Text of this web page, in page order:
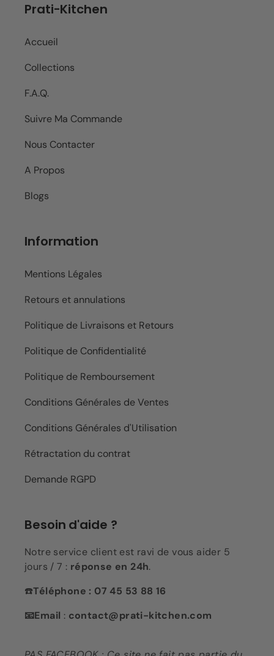
Prati-Kitchen
Accueil
Collections
F.A.Q.
Suivre Ma Commande
Nous Contacter
A Propos
Blogs
Information
Mentions Légales
Retours et annulations
Politique de Livraisons et Retours
Politique de Confidentialité
Politique de Remboursement
Conditions Générales de Ventes
Conditions Générales d'Utilisation
Rétractation du contrat
Demande RGPD
Besoin d'aide ?
Notre service client est ravi de vous aider 5
jours / 7 : réponse en 24h.
☎️Téléphone : 07 45 53 88 16
📧Email : contact@prati-kitchen.com